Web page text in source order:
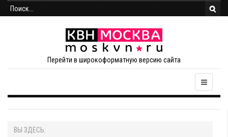
Перейти в широкоформатную версию сайта
ВЫ ЗДЕСЬ: